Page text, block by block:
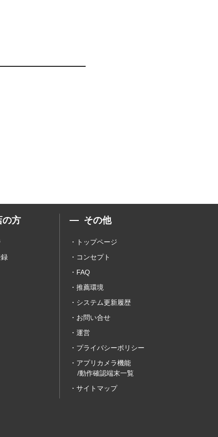
の方 その他
トップページ
コンセプト
FAQ
推薦環境
システム更新履歴
お問い合せ
運営
プライバシーポリシー
アプリカメラ機能
/動作確認端末一覧
サイトマップ